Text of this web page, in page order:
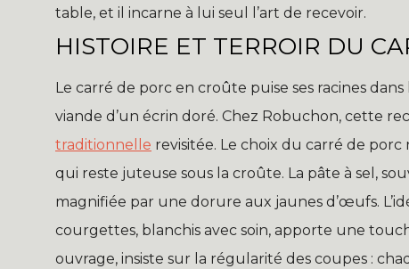
table, et il incarne à lui seul l’art de recevoir.
HISTOIRE ET TERROIR DU
Le carré de porc en croûte puise ses racines
viande d’un écrin doré. Chez Robuchon, cette
traditionnelle revisitée. Le choix du carré de porc
qui reste juteuse sous la croûte. La pâte à sel,
magnifiée par une dorure aux jaunes d’œufs.
courgettes, blanchis avec soin, apporte une
ouvrage, insiste sur la régularité des coupes :